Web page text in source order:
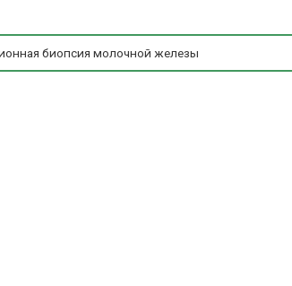
биопсия молочной железы